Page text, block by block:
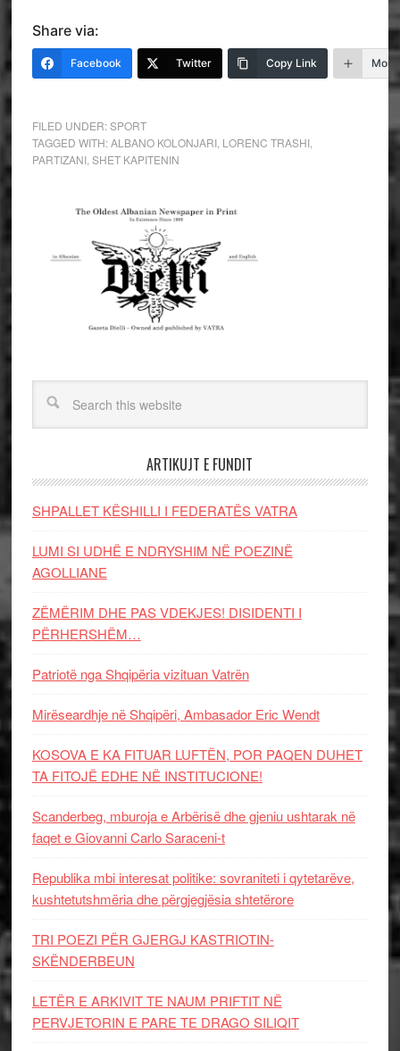
Share via:
Facebook Twitter Copy Link More
FILED UNDER:SPORT
TAGGED WITH:ALBANO KOLONJARI, LORENC TRASHI,
PARTIZANI, SHET KAPITENIN
ARTIKUJT E FUNDIT
SHPALLET KËSHILLI I FEDERATËS VATRA
LUMI SI UDHË E NDRYSHIM NË POEZINË
AGOLLIANE
ZËMËRIM DHE PAS VDEKJES! DISIDENTI I
PËRHERSHËM…
Patriotë nga Shqipëria vizituan Vatrën
Mirëseardhje në Shqipëri, Ambasador Eric Wendt
KOSOVA E KA FITUAR LUFTËN, POR PAQEN DUHET
TA FITOJË EDHE NË INSTITUCIONE!
Scanderbeg, mburoja e Arbërisë dhe gjeniu ushtarak në
faqet e Giovanni Carlo Saraceni-t
Republika mbi interesat politike: sovraniteti i qytetarëve,
kushtetutshmëria dhe përgjegjësia shtetërore
TRI POEZI PËR GJERGJ KASTRIOTIN-
SKËNDERBEUN
LETËR E ARKIVIT TE NAUM PRIFTIT NË
PERVJETORIN E PARE TE DRAGO SILIQIT